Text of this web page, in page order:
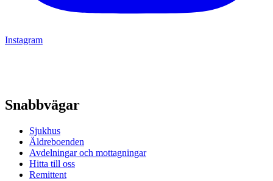
Instagram
Snabbvägar
Sjukhus
Äldreboenden
Avdelningar och mottagningar
Hitta till oss
Remittent